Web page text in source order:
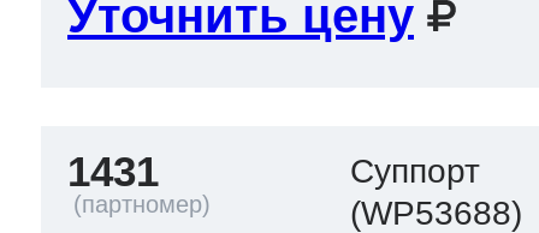
Уточнить цену
1431
Суппорт
(WP53688)